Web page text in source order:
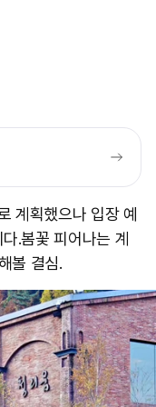
계획했으나 입장 예
. ​봄꽃 피어나는 계
볼 결심.